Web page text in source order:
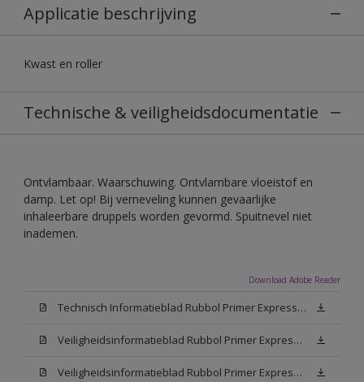
Applicatie beschrijving
Kwast en roller
Technische & veiligheidsdocumentatie
Ontvlambaar. Waarschuwing. Ontvlambare vloeistof en
damp. Let op! Bij verneveling kunnen gevaarlijke
inhaleerbare druppels worden gevormd. Spuitnevel niet
inademen.
Download Adobe Reader
Technisch Informatieblad Rubbol Primer Express (PDF)
Veiligheidsinformatieblad Rubbol Primer Express White (MSDS)
Veiligheidsinformatieblad Rubbol Primer Express W05 (MSDS)